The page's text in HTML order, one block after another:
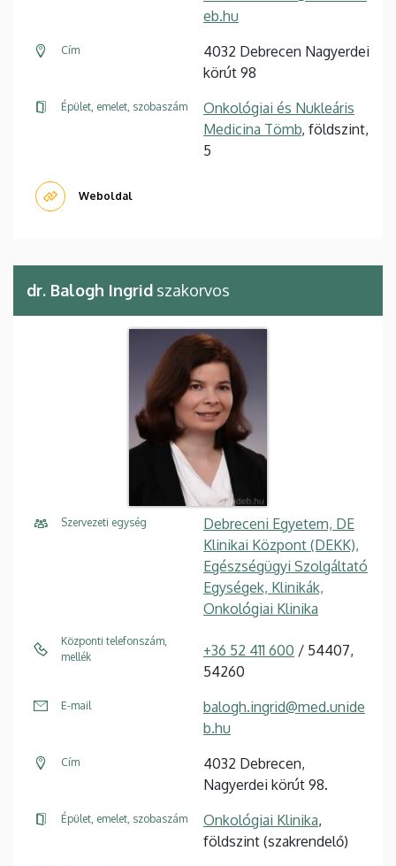
eb.hu
Cím
4032 Debrecen Nagyerdei
körút 98
Épület, emelet, szobaszám
Onkológiai és Nukleáris
Medicina Tömb, földszint,
5
Weboldal
dr. Balogh Ingrid szakorvos
Szervezeti egység
Debreceni Egyetem, DE
Klinikai Központ (DEKK),
Egészségügyi Szolgáltató
Egységek, Klinikák,
Onkológiai Klinika
Központi telefonszám,
mellék
+36 52 411 600 / 54407,
54260
E-mail
balogh.ingrid@med.unide
b.hu
Cím
4032 Debrecen,
Nagyerdei körút 98.
Épület, emelet, szobaszám Onkológiai Klinika,
földszint (szakrendelő)